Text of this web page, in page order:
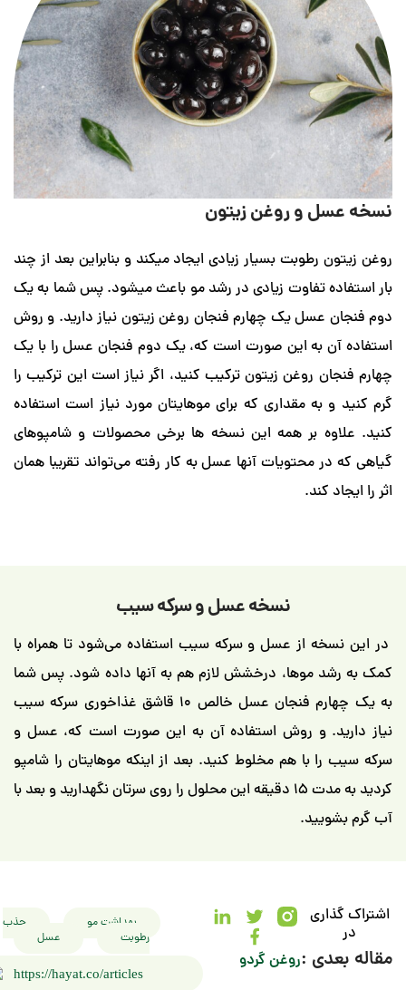
و روغن زیتون
بسیار زیادی ایجاد میکند و بنابراین بعد از چند
تفاوت زیادی در رشد مو باعث میشود. پس شما به یک
یک چهارم فنجان روغن زیتون نیاز دارید. و روش
به این صورت است که، یک دوم فنجان عسل را با یک
روغن زیتون ترکیب کنید، اگر نیاز است این ترکیب را
مقداری که برای موهایتان مورد نیاز است استفاده
بر همه این نسخه ها برخی محصولات و شامپوهای
محتویات آنها عسل به کار رفته می‌تواند تقریبا همان
کند.
نسخه عسل و سرکه سیب
از عسل و سرکه سیب استفاده می‌شود تا همراه با
موها، درخشش لازم هم به آنها داده شود. پس شما
به یک چهارم فنجان عسل خالص ۱۰ قاشق غذاخوری سرکه سیب
و روش استفاده آن به این صورت است که، عسل و
با هم مخلوط کنید. بعد از اینکه موهایتان را شامپو
کردید به مدت ۱۵ دقیقه این محلول را روی سرتان نگهدارید و بعد با
:روغن گردو
جذب
عسل
https://hayat.co/articles